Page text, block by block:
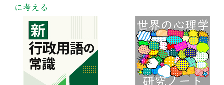
に考える